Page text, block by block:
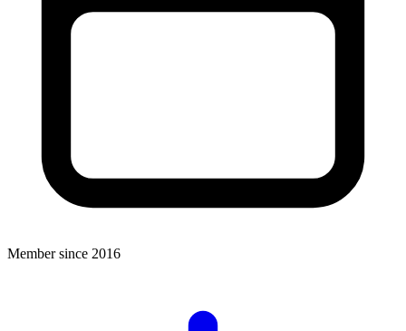
Member since 2016